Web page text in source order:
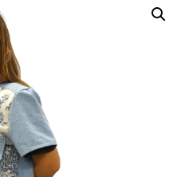
Σερβιτόρος
Σεφ